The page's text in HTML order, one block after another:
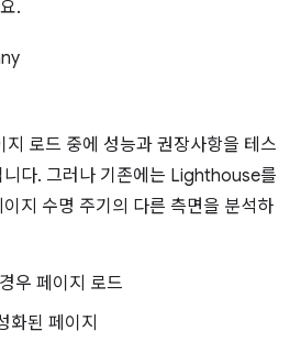
.
로드 중에 성능과 권장사항을 테스
다. 그러나 기존에는 Lighthouse를
지 수명 주기의 다른 측면을 분석하
우 페이지 로드
화된 페이지